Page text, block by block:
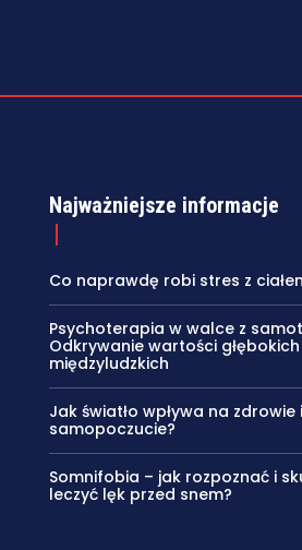
Najważniejsze informacje
Co naprawdę robi stres z
Psychoterapia w walce z
Odkrywanie wartości głębokich
międzyludzkich
Jak światło wpływa na
samopoczucie?
Somnifobia – jak rozpoznać i
leczyć lęk przed snem?